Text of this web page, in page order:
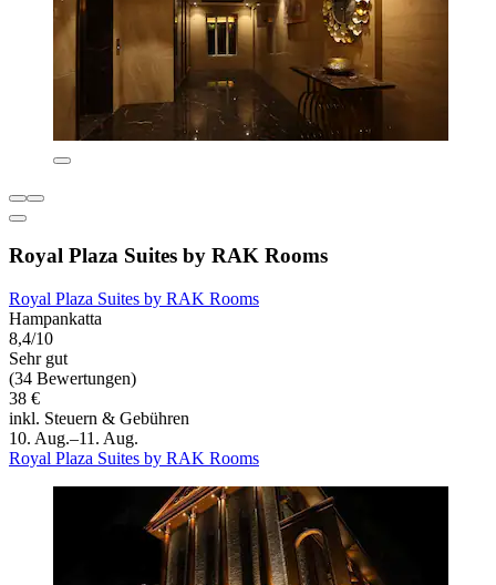
Royal Plaza Suites by RAK Rooms
Royal Plaza Suites by RAK Rooms
Hampankatta
8,4/10
Sehr gut
(34 Bewertungen)
38 €
inkl. Steuern & Gebühren
10. Aug.–11. Aug.
Royal Plaza Suites by RAK Rooms